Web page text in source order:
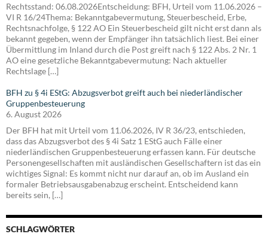
Rechtsstand: 06.08.2026Entscheidung: BFH, Urteil vom 11.06.2026 –
VI R 16/24Thema: Bekanntgabevermutung, Steuerbescheid, Erbe,
Rechtsnachfolge, § 122 AO Ein Steuerbescheid gilt nicht erst dann als
bekannt gegeben, wenn der Empfänger ihn tatsächlich liest. Bei einer
Übermittlung im Inland durch die Post greift nach § 122 Abs. 2 Nr. 1
AO eine gesetzliche Bekanntgabevermutung: Nach aktueller
Rechtslage […]
BFH zu § 4i EStG: Abzugsverbot greift auch bei niederländischer
Gruppenbesteuerung
6. August 2026
Der BFH hat mit Urteil vom 11.06.2026, IV R 36/23, entschieden,
dass das Abzugsverbot des § 4i Satz 1 EStG auch Fälle einer
niederländischen Gruppenbesteuerung erfassen kann. Für deutsche
Personengesellschaften mit ausländischen Gesellschaftern ist das ein
wichtiges Signal: Es kommt nicht nur darauf an, ob im Ausland ein
formaler Betriebsausgabenabzug erscheint. Entscheidend kann
bereits sein, […]
SCHLAGWÖRTER